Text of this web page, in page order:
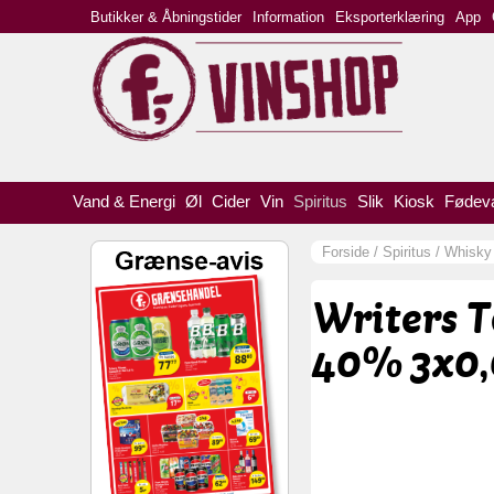
Vand & Energi Øl Cider Vin Spiritus Slik Kiosk
Forside / Spiritus / Whisky
Writers
40%
Butikker & Åbningstider Information Eksporterklæring App